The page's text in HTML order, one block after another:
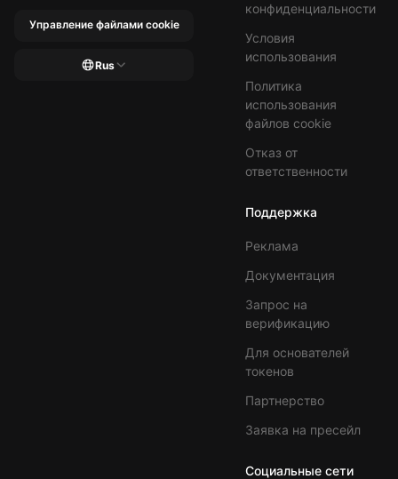
Управление файлами cookie
Rus
конфиденциальности
Условия
использования
Политика
использования
файлов cookie
Отказ от
ответственности
Поддержка
Реклама
Документация
Запрос на
верификацию
Для основателей
токенов
Партнерство
Заявка на пресейл
Социальные сети